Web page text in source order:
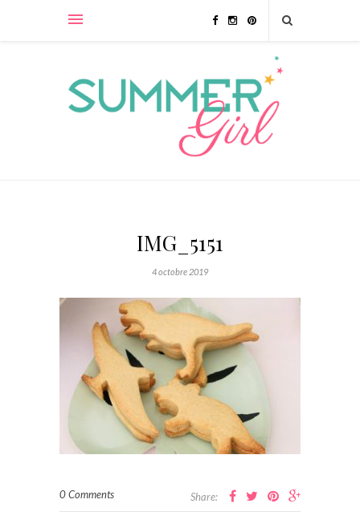
IMG_5151
4 octobre 2019
0 Comments Share: